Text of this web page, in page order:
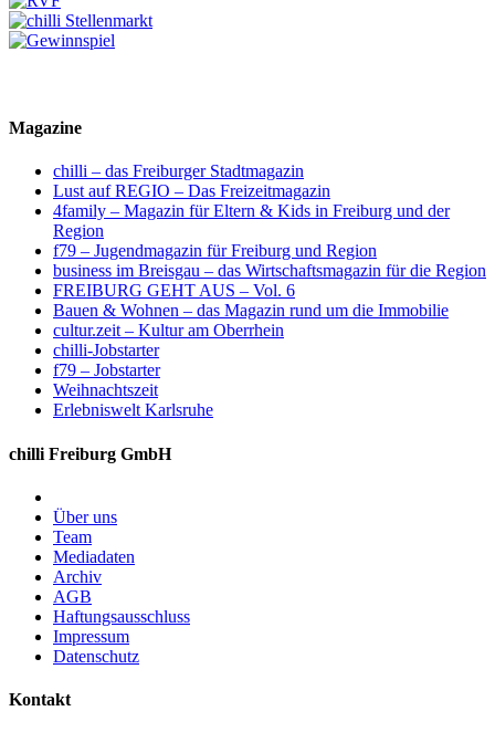
Magazine
chilli – das Freiburger Stadtmagazin
Lust auf REGIO – Das Freizeitmagazin
4family – Magazin für Eltern & Kids in Freiburg und der
Region
f79 – Jugendmagazin für Freiburg und Region
business im Breisgau – das Wirtschaftsmagazin für die Region
FREIBURG GEHT AUS – Vol. 6
Bauen & Wohnen – das Magazin rund um die Immobilie
cultur.zeit – Kultur am Oberrhein
chilli-Jobstarter
f79 – Jobstarter
Weihnachtszeit
Erlebniswelt Karlsruhe
chilli Freiburg GmbH
Über uns
Team
Mediadaten
Archiv
AGB
Haftungsausschluss
Impressum
Datenschutz
Kontakt